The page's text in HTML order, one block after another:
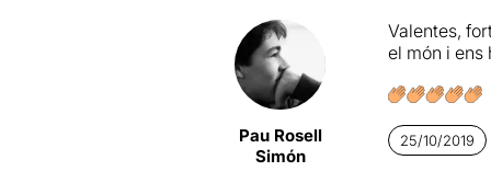
Amb el
Una
mentre
Pau Rosell
Simón
Valentes,
el món i ens
25/10/2019